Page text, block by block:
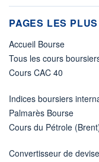
PAGES LES
Accueil Bourse
Tous les cours
Cours CAC 40
Indices boursiers
Palmarès Bourse
Cours du Pétrole
Convertisseur de